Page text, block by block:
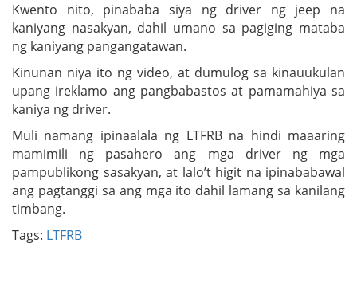
Kwento nito, pinababa siya ng driver ng jeep na
kaniyang nasakyan, dahil umano sa pagiging mataba
ng kaniyang pangangatawan.
Kinunan niya ito ng video, at dumulog sa kinauukulan
upang ireklamo ang pangbabastos at pamamahiya sa
kaniya ng driver.
Muli namang ipinaalala ng LTFRB na hindi maaaring
mamimili ng pasahero ang mga driver ng mga
pampublikong sasakyan, at lalo’t higit na ipinababawal
ang pagtanggi sa ang mga ito dahil lamang sa kanilang
timbang.
Tags: LTFRB